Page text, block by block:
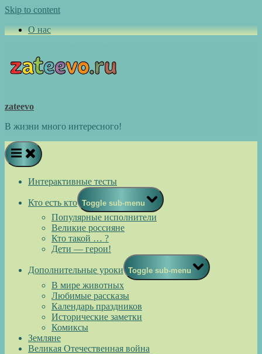
Skip to content
О нас
zateevo
В жизни много интересного!
Интерактивные тесты
Кто есть кто Toggle sub-menu
Популярные исполнители
Великие россияне
Кто такой … ?
Дети — герои!
Дополнительные уроки Toggle sub-menu
В мире животных
Любимые рассказы
Календарь праздников
Исторические заметки
Комиксы
Земляне
Великая Отечественная война